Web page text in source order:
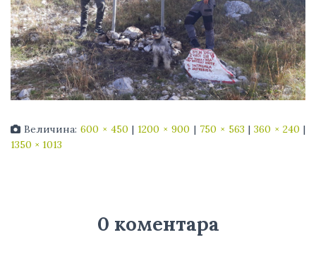
Величина:600 × 450 | 1200 × 900 | 750 × 563 | 360 × 240 |
1350 × 1013
0 коментара